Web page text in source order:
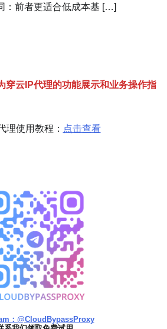
：前者更适合低成本基 […]
穿云 P代理的功能展示和业务操作指
理使用教程： 点击查看
：@CloudBypassProxy